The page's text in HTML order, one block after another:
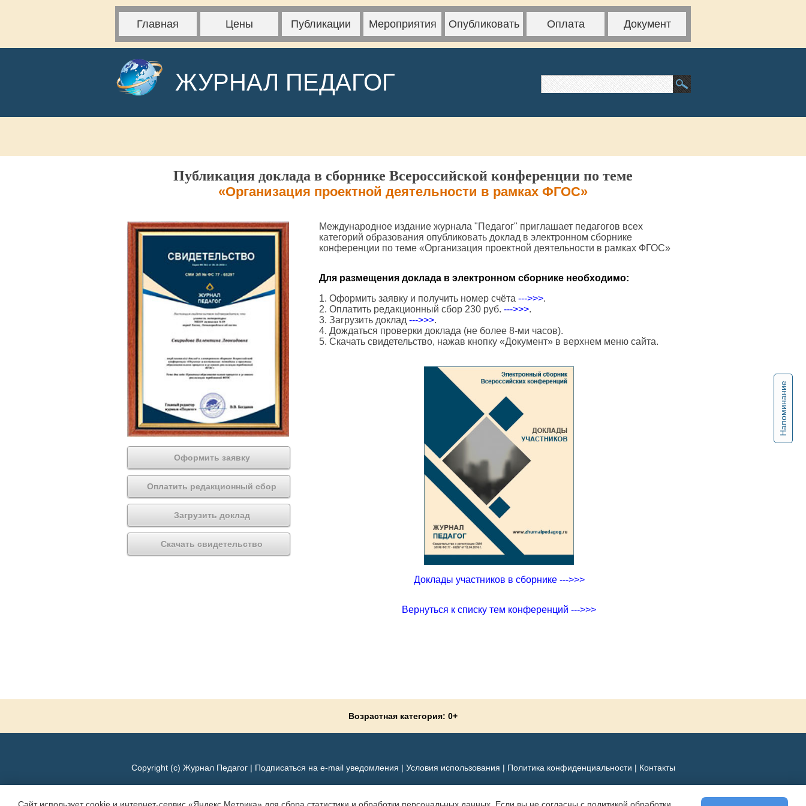
Главная Цены Публикации Мероприятия Опубликовать Оплата Документ
ЖУРНАЛ ПЕДАГОГ
Напоминание
Публикация доклада в сборнике Всероссийской конференции по теме
«Организация проектной деятельности в рамках ФГОС»
Оформить заявку
Оплатить редакционный сбор
Загрузить доклад
Скачать свидетельство
Международное издание журнала "Педагог" приглашает педагогов всех
категорий образования опубликовать доклад в электронном сборнике
конференции по теме «Организация проектной деятельности в рамках ФГОС»
Для размещения доклада в электронном сборнике необходимо:
1. Оформить заявку и получить номер счёта --->>>.
2. Оплатить редакционный сбор 230 руб. --->>>.
3. Загрузить доклад --->>>.
4. Дождаться проверки доклада (не более 8-ми часов).
5. Скачать свидетельство, нажав кнопку «Документ» в верхнем меню сайта.
Доклады участников в сборнике --->>>
Вернуться к списку тем конференций --->>>
Возрастная категория: 0+
Copyright (c) Журнал Педагог | Подписаться на e-mail уведомления | Условия использования | Политика конфиденциальности | Контакты
Сайт использует cookie и интернет-сервис «Яндекс Метрика» для сбора статистики и обработки персональных данных. Если вы не согласны с политикой обработки,